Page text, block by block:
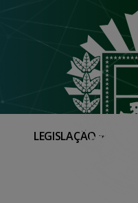
LEGISLAÇÃO